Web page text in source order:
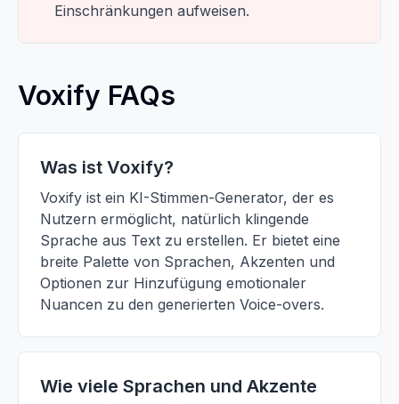
Einschränkungen aufweisen.
Voxify FAQs
Was ist Voxify?
Voxify ist ein KI-Stimmen-Generator, der es
Nutzern ermöglicht, natürlich klingende
Sprache aus Text zu erstellen. Er bietet eine
breite Palette von Sprachen, Akzenten und
Optionen zur Hinzufügung emotionaler
Nuancen zu den generierten Voice-overs.
Wie viele Sprachen und Akzente